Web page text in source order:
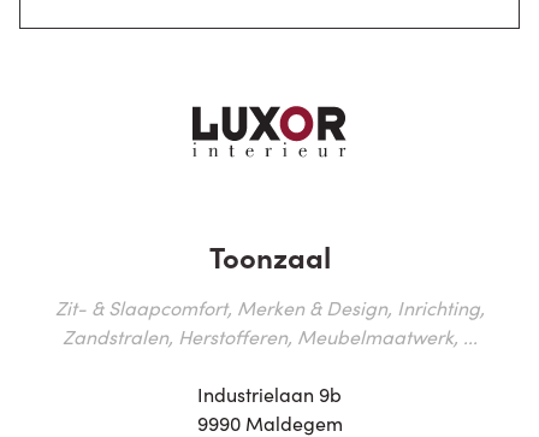
Toonzaal
Zit- & Slaapcomfort, Merken & Design, Inrichting,
Zandstralen, Herstofferen, Meubelmaatwerk, ...
Industrielaan 9b
9990 Maldegem